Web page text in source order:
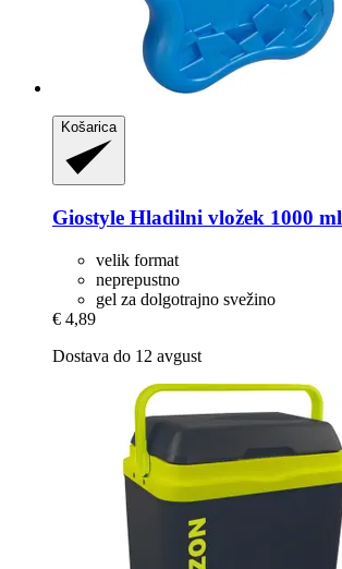
Košarica
Giostyle Hladilni vložek 1000 ml
velik format
neprepustno
gel za dolgotrajno svežino
€ 4,89
Dostava do 12 avgust